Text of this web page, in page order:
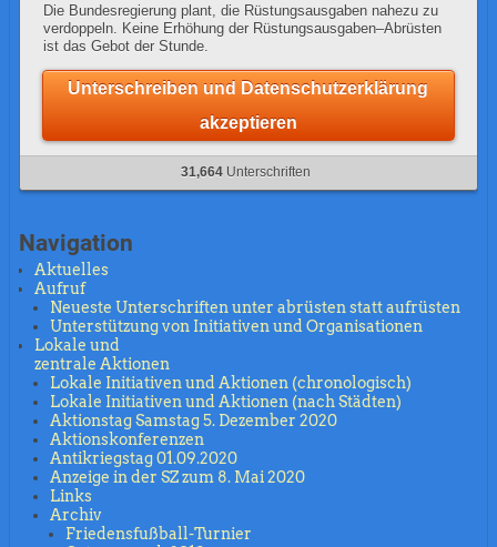
Die Bundesregierung plant, die Rüstungsausgaben nahezu zu
verdoppeln. Keine Erhöhung der Rüstungsausgaben–Abrüsten
ist das Gebot der Stunde.
Unterschreiben und Datenschutzerklärung
akzeptieren
31,664 Unterschriften
Navigation
Aktuelles
Aufruf
Neueste Unterschriften unter abrüsten statt aufrüsten
Unterstützung von Initiativen und Organisationen
Lokale und
zentrale Aktionen
Lokale Initiativen und Aktionen (chronologisch)
Lokale Initiativen und Aktionen (nach Städten)
Aktionstag Samstag 5. Dezember 2020
Aktionskonferenzen
Antikriegstag 01.09.2020
Anzeige in der SZ zum 8. Mai 2020
Links
Archiv
Friedensfußball-Turnier